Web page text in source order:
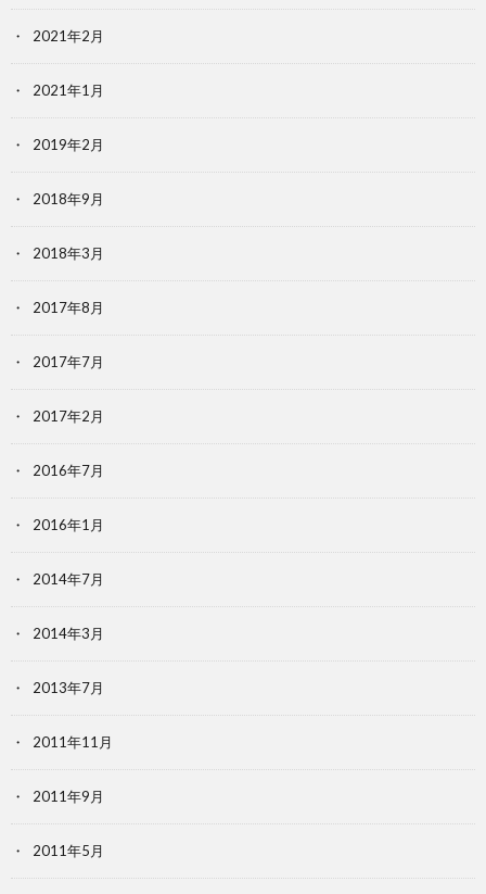
2021年2月
2021年1月
2019年2月
2018年9月
2018年3月
2017年8月
2017年7月
2017年2月
2016年7月
2016年1月
2014年7月
2014年3月
2013年7月
2011年11月
2011年9月
2011年5月